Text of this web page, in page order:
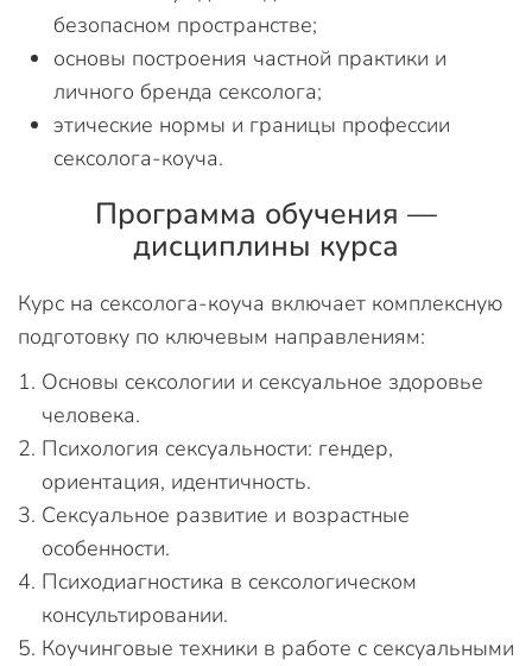
безопасном пространстве;
основы построения частной практики и
личного бренда сексолога;
этические нормы и границы профессии
сексолога-коуча.
Программа обучения —
дисциплины курса
Курс на сексолога-коуча включает комплексную
подготовку по ключевым направлениям:
Основы сексологии и сексуальное здоровье
человека.
Психология сексуальности: гендер,
ориентация, идентичность.
Сексуальное развитие и возрастные
особенности.
Психодиагностика в сексологическом
консультировании.
Коучинговые техники в работе с сексуальными